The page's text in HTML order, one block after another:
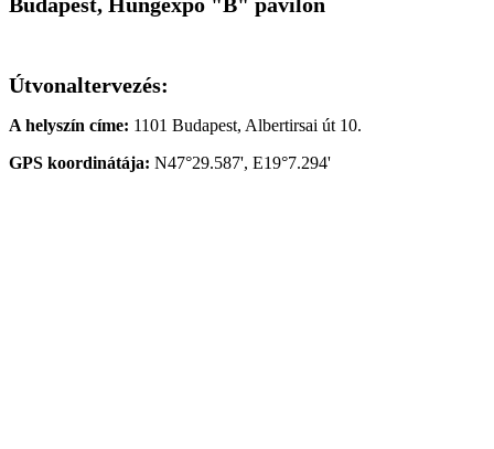
Útvonaltervezés:
A helyszín címe: 1101 Budapest, Albertirsai út 10.
GPS koordinátája: N47°29.587', E19°7.294'